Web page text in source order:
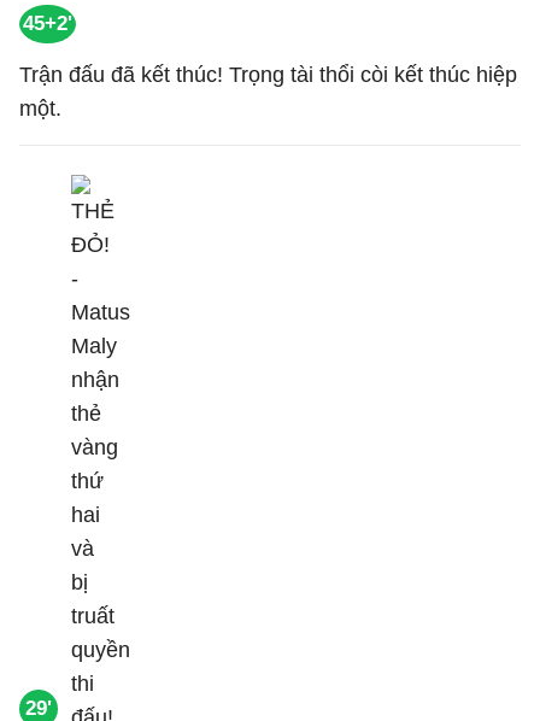
45+2'
Trận đấu đã kết thúc! Trọng tài thổi còi kết thúc hiệp
một.
29'